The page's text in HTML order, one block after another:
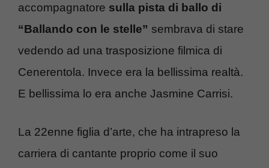
accompagnatore sulla pista di ballo di
“Ballando con le stelle” sembrava di stare
vedendo ad una trasposizione filmica di
Cenerentola. Invece era la bellissima realtà.
E bellissima lo era anche Jasmine Carrisi.
La 22enne figlia d’arte, che ha intrapreso la
carriera di cantante proprio come il suo